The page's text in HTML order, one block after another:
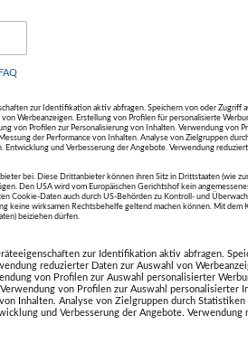
FAQ
zur Identifikation aktiv abfragen. Speichern von oder Zugriff
Werbeanzeigen. Erstellung von Profilen für personalisierte
von Profilen zur Personalisierung von Inhalten. Verwendung von
der Performance von Inhalten. Analyse von Zielgruppen
Entwicklung und Verbesserung der Angebote. Verwendung
bei. Diese Drittanbieter können ihren Sitz in Drittstaaten (wie
Den USA wird vom Europäischen Gerichtshof kein
Cookie-Daten auch durch US-Behörden zu Kontroll- und
keine wirksamen Rechtsbehelfe geltend machen können. Mit dem
beiziehen dürfen.
zur Identifikation aktiv abfragen.
reduzierter Daten zur Auswahl von
von Profilen zur Auswahl personalisierter
von Profilen zur Auswahl personalisierter
Inhalten. Analyse von Zielgruppen durch
und Verbesserung der Angebote. Verwendung